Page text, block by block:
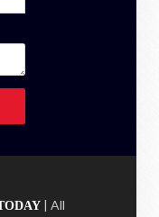
| All